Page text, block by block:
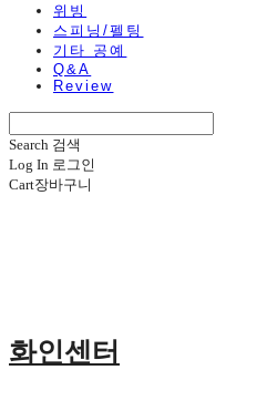
위빙
스피닝/펠팅
기타 공예
Q&A
Review
Search 검색
Log In 로그인
Cart장바구니
화인센터